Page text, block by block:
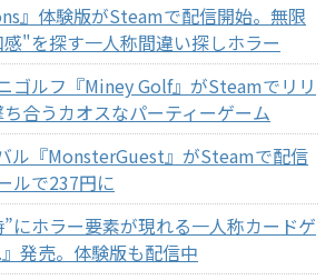
』体験版がSteamで配信開始。無限
"を探す一人称間違い探しホラー
ゴルフ『Miney Golf』がSteamでリリ
合うカオスなパーティーゲーム
ル『MonsterGuest』がSteamで配信
ルで237円に
にホラー要素が現れる一人称カードゲ
発売。体験版も配信中